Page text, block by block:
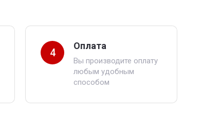
4
Оплата
Вы производите оплату
любым удобным
способом